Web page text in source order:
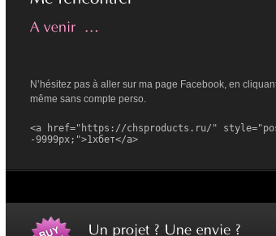
N’hésitez pas à aller sur ma page Facebook, en
même sans compte perso.
<a href="https://chsproducts.ru/"
-9999px;">1хбет</a>